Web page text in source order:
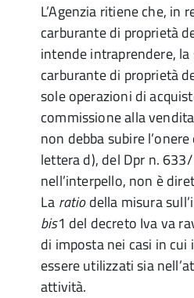
L’Agenzia ritiene che,
carburante di proprietà
intende intraprendere,
carburante di proprietà
sole operazioni di
commissione alla
non debba subire
lettera d), del Dpr n.
nell’interpello, non è
La ratiodella misura
bis1 del decreto Iva va
di imposta nei casi in
essere utilizzati sia
attività.